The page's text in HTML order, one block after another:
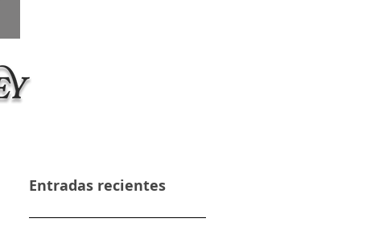
Entradas recientes